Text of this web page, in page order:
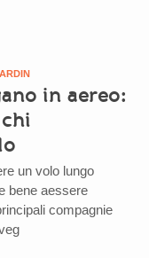
in aereo:
un volo lungo
bene aessere
compagnie